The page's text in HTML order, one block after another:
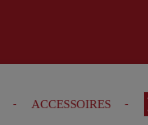
ACCESSOIRES